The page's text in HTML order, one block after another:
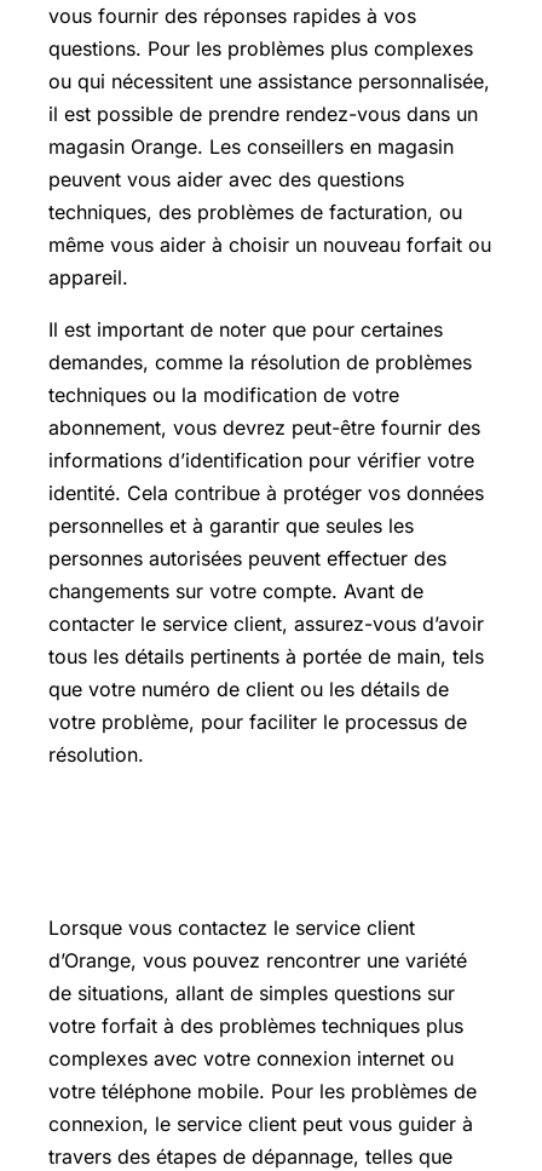
vous fournir des réponses rapides à vos
questions. Pour les problèmes plus complexes
ou qui nécessitent une assistance personnalisée,
il est possible de prendre rendez-vous dans un
magasin Orange. Les conseillers en magasin
peuvent vous aider avec des questions
techniques, des problèmes de facturation, ou
même vous aider à choisir un nouveau forfait ou
appareil.
Il est important de noter que pour certaines
demandes, comme la résolution de problèmes
techniques ou la modification de votre
abonnement, vous devrez peut-être fournir des
informations d’identification pour vérifier votre
identité. Cela contribue à protéger vos données
personnelles et à garantir que seules les
personnes autorisées peuvent effectuer des
changements sur votre compte. Avant de
contacter le service client, assurez-vous d’avoir
tous les détails pertinents à portée de main, tels
que votre numéro de client ou les détails de
votre problème, pour faciliter le processus de
résolution.
Lorsque vous contactez le service client
d’Orange, vous pouvez rencontrer une variété
de situations, allant de simples questions sur
votre forfait à des problèmes techniques plus
complexes avec votre connexion internet ou
votre téléphone mobile. Pour les problèmes de
connexion, le service client peut vous guider à
travers des étapes de dépannage, telles que